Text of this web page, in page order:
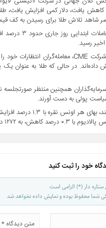
کاهش یافت، دلار کمی افزایش
تلاش طلا برای رسیدن به کف
قیمت نفت
رسید.
افزایش داده‌اند. در حالی که طلا به
پولی به دست آورند.
خود را ثبت کنید
دار (*) الزامی است
شما محفوظ بوده و نمایش داده نخواهد شد